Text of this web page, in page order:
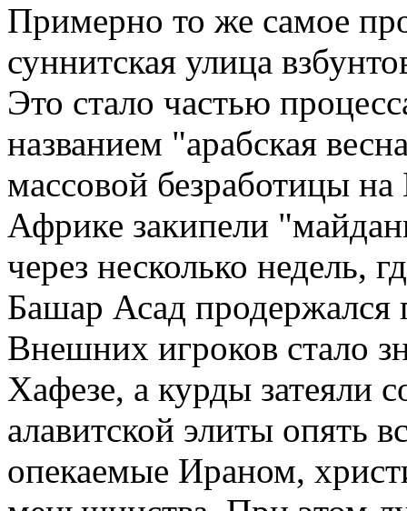
Примерно то же самое
суннитская улица
Это стало частью
названием "арабская
массовой безработицы
Африке закипели
через несколько недель,
Башар Асад продержался
Внешних игроков стало
Хафезе, а курды затеяли
алавитской элиты опять
опекаемые Ираном,